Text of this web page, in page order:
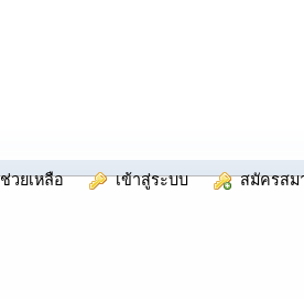
ยเหลือ เข้าสู่ระบบ สมัครสม